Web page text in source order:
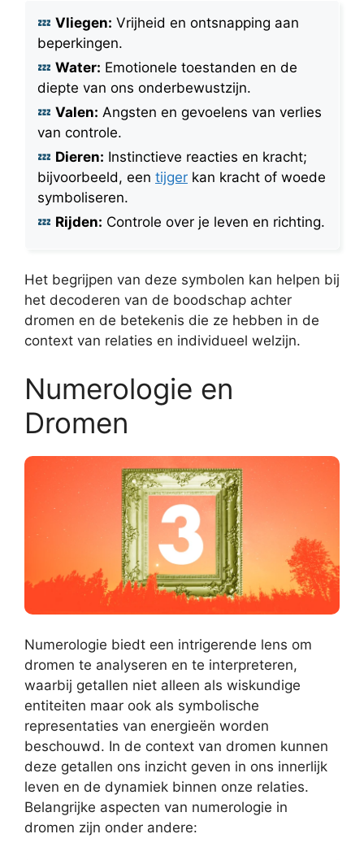
Vliegen: Vrijheid en ontsnapping aan
beperkingen.
Water: Emotionele toestanden en de
diepte van ons onderbewustzijn.
Valen: Angsten en gevoelens van verlies
van controle.
Dieren: Instinctieve reacties en kracht;
bijvoorbeeld, een tijger kan kracht of woede
symboliseren.
Rijden: Controle over je leven en richting.
Het begrijpen van deze symbolen kan helpen bij
het decoderen van de boodschap achter
dromen en de betekenis die ze hebben in de
context van relaties en individueel welzijn.
Numerologie en
Dromen
Numerologie biedt een intrigerende lens om
dromen te analyseren en te interpreteren,
waarbij getallen niet alleen als wiskundige
entiteiten maar ook als symbolische
representaties van energieën worden
beschouwd. In de context van dromen kunnen
deze getallen ons inzicht geven in ons innerlijk
leven en de dynamiek binnen onze relaties.
Belangrijke aspecten van numerologie in
dromen zijn onder andere: